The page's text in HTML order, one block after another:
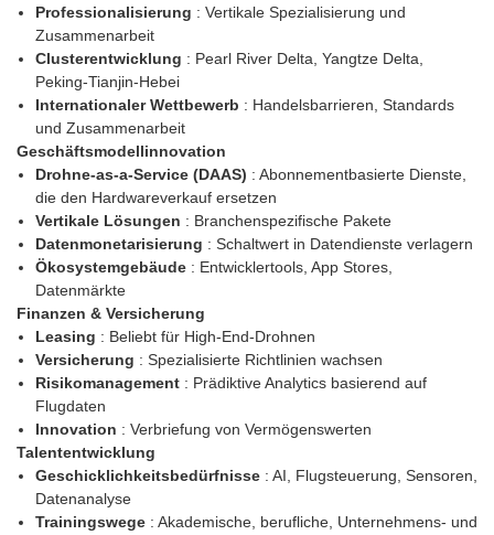
Professionalisierung : Vertikale Spezialisierung und
Zusammenarbeit
Clusterentwicklung : Pearl River Delta, Yangtze Delta,
Peking-Tianjin-Hebei
Internationaler Wettbewerb : Handelsbarrieren, Standards
und Zusammenarbeit
Geschäftsmodellinnovation
Drohne-as-a-Service (DAAS) : Abonnementbasierte Dienste,
die den Hardwareverkauf ersetzen
Vertikale Lösungen : Branchenspezifische Pakete
Datenmonetarisierung : Schaltwert in Datendienste verlagern
Ökosystemgebäude : Entwicklertools, App Stores,
Datenmärkte
Finanzen & Versicherung
Leasing : Beliebt für High-End-Drohnen
Versicherung : Spezialisierte Richtlinien wachsen
Risikomanagement : Prädiktive Analytics basierend auf
Flugdaten
Innovation : Verbriefung von Vermögenswerten
Talententwicklung
Geschicklichkeitsbedürfnisse : AI, Flugsteuerung, Sensoren,
Datenanalyse
Trainingswege : Akademische, berufliche, Unternehmens- und